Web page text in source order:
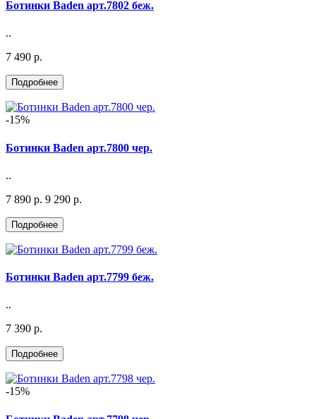
Ботинки Baden арт.7802 беж.
..
7 490 р.
-15%
Ботинки Baden арт.7800 чер.
..
7 890 р. 9 290 р.
Ботинки Baden арт.7799 беж.
..
7 390 р.
-15%